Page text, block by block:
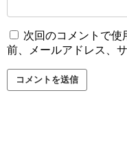
次回のコメントで使
前、メールアドレス、